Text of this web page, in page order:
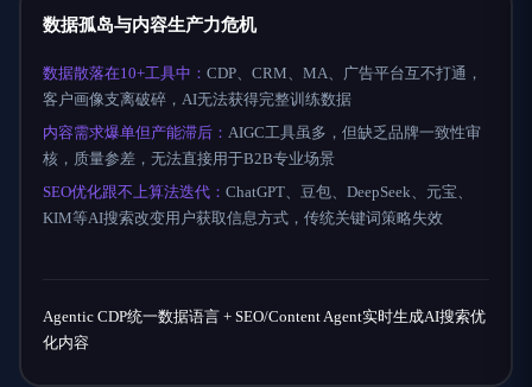
数据孤岛与内容生产力危机
数据散落在10+工具中： CDP、CRM、MA、广告平台互不打通，
客户画像支离破碎，AI无法获得完整训练数据
内容需求爆单但产能滞后： AIGC工具虽多，但缺乏品牌一致性审
核，质量参差，无法直接用于B2B专业场景
SEO优化跟不上算法迭代： ChatGPT、豆包、DeepSeek、元宝、
KIM等AI搜索改变用户获取信息方式，传统关键词策略失效
Agentic CDP统一数据语言 + SEO/Content Agent实时生成AI搜索优
化内容